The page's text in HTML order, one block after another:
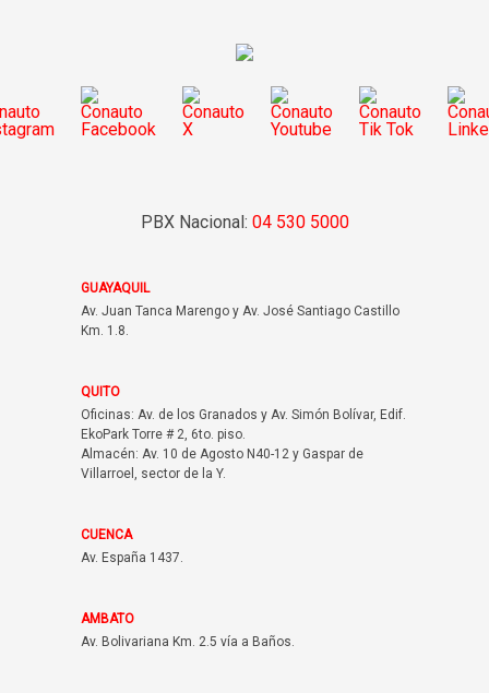
PBX Nacional: 04 530 5000
GUAYAQUIL
Av. Juan Tanca Marengo y Av. José Santiago Castillo
Km. 1.8.
QUITO
Oficinas: Av. de los Granados y Av. Simón Bolívar, Edif.
EkoPark Torre # 2, 6to. piso.
Almacén: Av. 10 de Agosto N40-12 y Gaspar de
Villarroel, sector de la Y.
CUENCA
Av. España 1437.
AMBATO
Av. Bolivariana Km. 2.5 vía a Baños.